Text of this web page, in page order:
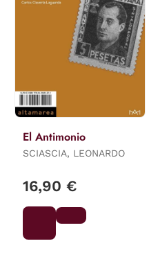
El Antimonio
SCIASCIA, LEONARDO
16,90 €